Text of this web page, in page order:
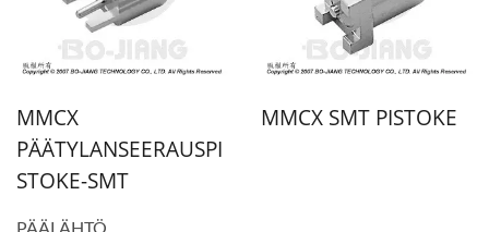
MMCX
PÄÄTYLANSEERAUSPI
STOKE-SMT
PÄÄLÄHTÖ
MMCX SMT PISTOKE